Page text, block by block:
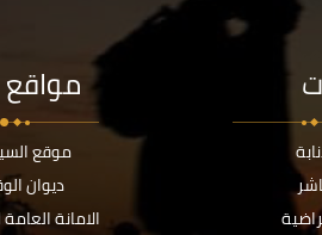
موقع
ديوان
الامانة